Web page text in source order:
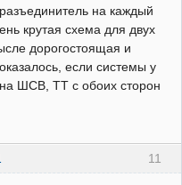
на каждый
крутая схема для двух
дорогостоящая и
если системы у
ШСВ, ТТ с обоих сторон
11